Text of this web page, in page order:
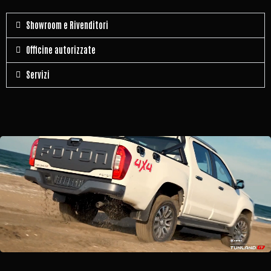
Showroom e Rivenditori
Officine autorizzate
Servizi